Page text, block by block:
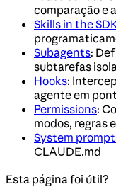
comparação e
Skills in the
Subagents:
subtarefas
Hooks:
agente em
Permissions:
modos, regras
System
CLAUDE.md
Esta página foi útil?